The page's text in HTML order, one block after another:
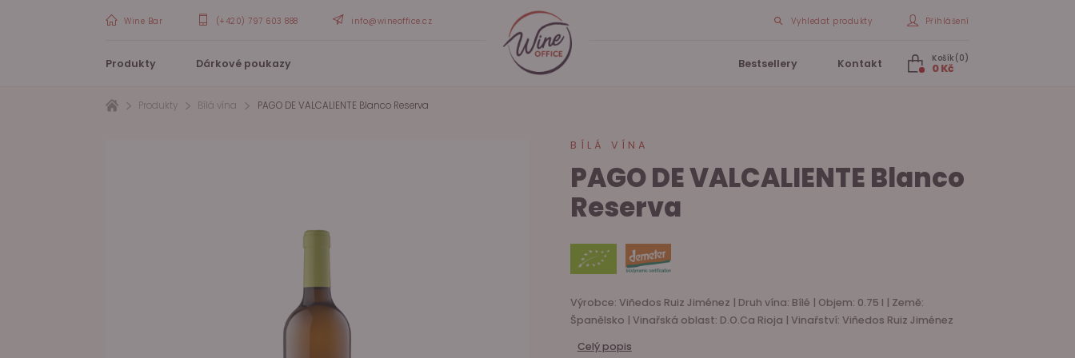
Wine Bar (+420) 797 603 888 info@wineoffice.cz Vyhledat produkty Přihlášení
Produkty Dárkové poukazy Bestsellery Kontakt Košík(0)
0 Kč
Produkty Bílá vína PAGO DE VALCALIENTE Blanco Reserva
BÍLÁ VÍNA
PAGO DE VALCALIENTE Blanco
Reserva
Výrobce: Viñedos Ruiz Jiménez | Druh vína: Bílé | Objem: 0.75 l | Země:
Španělsko | Vinařská oblast: D.O.Ca Rioja | Vinařství: Viñedos Ruiz Jiménez
Celý popis